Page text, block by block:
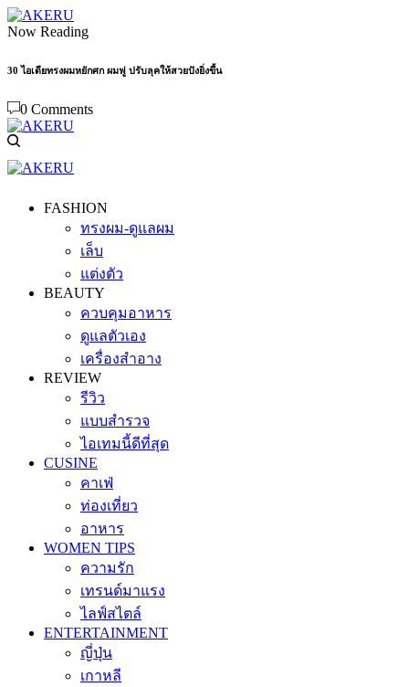
Now Reading
30 ไอเดียทรงผมหยักศก ผมฟู ปรับลุคให้สวยปังยิ่งขึ้น
0 Comments
FASHION
ทรงผม-ดูแลผม
เล็บ
แต่งตัว
BEAUTY
ควบคุมอาหาร
ดูแลตัวเอง
เครื่องสำอาง
REVIEW
รีวิว
แบบสำรวจ
ไอเทมนี้ดีที่สุด
CUSINE
คาเฟ่
ท่องเที่ยว
อาหาร
WOMEN TIPS
ความรัก
เทรนด์มาแรง
ไลฟ์สไตล์
ENTERTAINMENT
ญี่ปุ่น
เกาหลี